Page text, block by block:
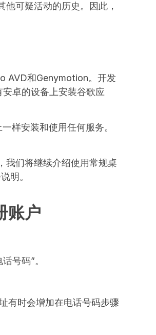
可疑活动的历史。因此，
AVD和Genymotion。开发
卓的设备上安装谷歌应
样安装和使用任何服务。
我们将继续介绍使用常规桌
明。
账户
号码”。
有时会增加在电话号码步骤